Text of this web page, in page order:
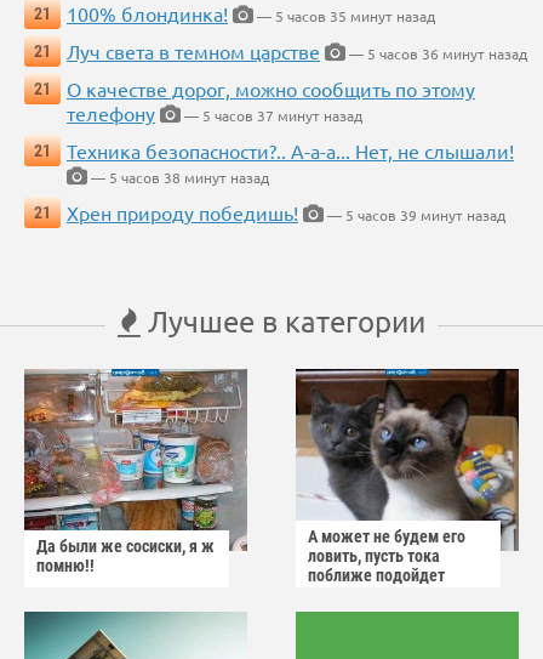
21
100% блондинка!
— 5 часов 35 минут назад
21
Луч света в темном царстве
— 5 часов 36 минут назад
21
О качестве дорог, можно сообщить по этому
телефону
— 5 часов 37 минут назад
21
Техника безопасности?.. А-а-а... Нет, не слышали!
— 5 часов 38 минут назад
21
Хрен природу победишь! — 5 часов 39 минут назад
Лучшее в категории
Да были же сосиски, я ж
помню!!
А может не будем его
ловить, пусть тока
поближе подойдет